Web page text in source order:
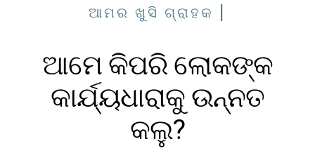
ଆମର ଖୁସି ଗ୍ରାହକ |
ଆମେ କିପରି ଲୋକଙ୍କ
କାର୍ଯ୍ୟଧାରାକୁ ଉନ୍ନତ
କଲୁ?